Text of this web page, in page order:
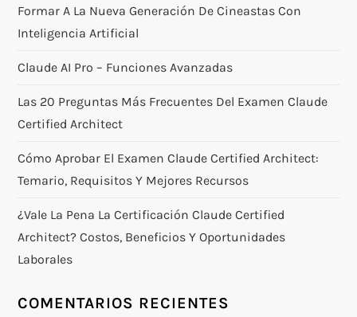
Formar A La Nueva Generación De Cineastas Con
Inteligencia Artificial
Claude AI Pro – Funciones Avanzadas
Las 20 Preguntas Más Frecuentes Del Examen Claude
Certified Architect
Cómo Aprobar El Examen Claude Certified Architect:
Temario, Requisitos Y Mejores Recursos
¿Vale La Pena La Certificación Claude Certified
Architect? Costos, Beneficios Y Oportunidades
Laborales
COMENTARIOS RECIENTES